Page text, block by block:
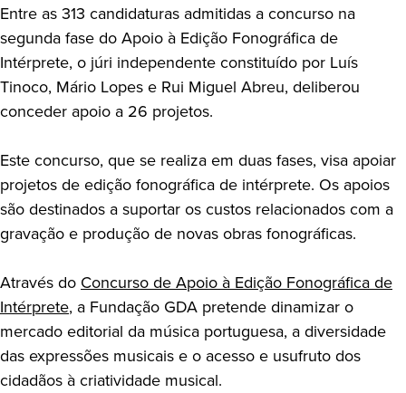
Entre as 313 candidaturas admitidas a concurso na
segunda fase do Apoio à Edição Fonográfica de
Intérprete, o júri independente constituído por Luís
Tinoco, Mário Lopes e Rui Miguel Abreu, deliberou
conceder apoio a 26 projetos.
Este concurso, que se realiza em duas fases, visa apoiar
projetos de edição fonográfica de intérprete. Os apoios
são destinados a suportar os custos relacionados com a
gravação e produção de novas obras fonográficas.
Através do Concurso de Apoio à Edição Fonográfica de
Intérprete, a Fundação GDA pretende dinamizar o
mercado editorial da música portuguesa, a diversidade
das expressões musicais e o acesso e usufruto dos
cidadãos à criatividade musical.